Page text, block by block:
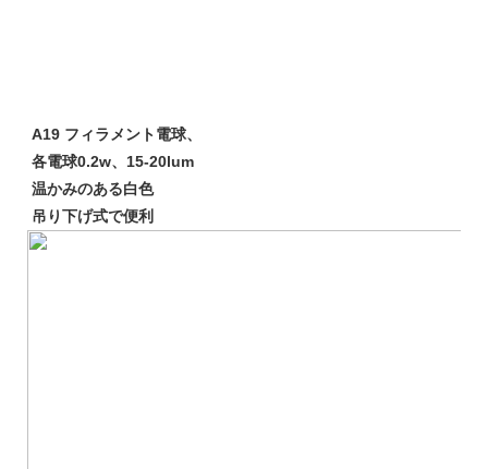
A19 フィラメント電球、
各電球0.2w、15-20lum
温かみのある白色
吊り下げ式で便利